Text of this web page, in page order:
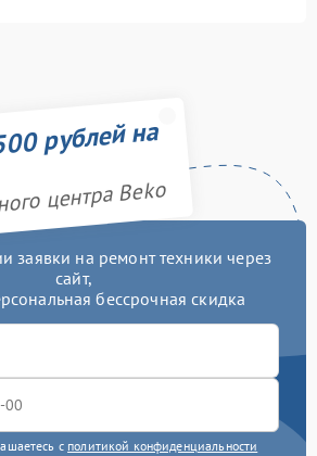
рублей на
центра Beko
заявки на ремонт техники через
сайт,
бессрочная скидка
с политикой конфиденциальности